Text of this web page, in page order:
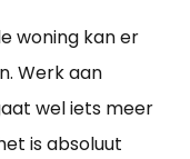
woning kan er
Werk aan
wel iets meer
is absoluut